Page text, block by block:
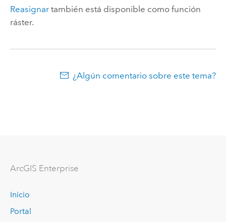
Reasignartambién está disponible como función
ráster.
¿Algún comentario sobre este tema?
ArcGIS Enterprise
Inicio
Portal